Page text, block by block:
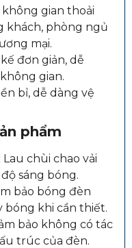
không gian thoải
khách, phòng ngủ
mại.
đơn giản, dễ
gian.
bỉ, dễ dàng vệ
phẩm
: Lau chùi chao vải
sáng bóng.
bảo bóng đèn
bóng khi cần thiết.
bảo không có tác
trúc của đèn.